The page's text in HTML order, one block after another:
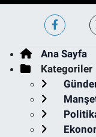
Ana Sayfa
Kategoriler